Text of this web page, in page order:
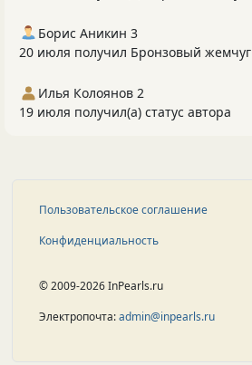
Борис Аникин 3
20 июля получил Бронзовый жемчуг
Илья Колоянов 2
19 июля получил(а) статус автора
Пользовательское соглашение
Конфиденциальность
© 2009-2026 InPearls.ru
Электропочта:admin@inpearls.ru